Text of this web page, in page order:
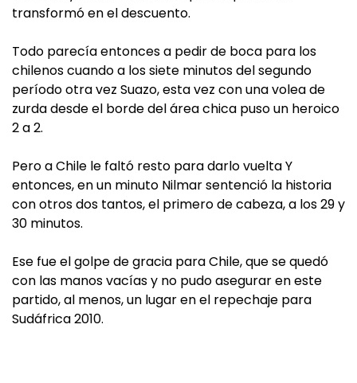
transformó en el descuento.
Todo parecía entonces a pedir de boca para los
chilenos cuando a los siete minutos del segundo
período otra vez Suazo, esta vez con una volea de
zurda desde el borde del área chica puso un heroico
2 a 2.
Pero a Chile le faltó resto para darlo vuelta Y
entonces, en un minuto Nilmar sentenció la historia
con otros dos tantos, el primero de cabeza, a los 29 y
30 minutos.
Ese fue el golpe de gracia para Chile, que se quedó
con las manos vacías y no pudo asegurar en este
partido, al menos, un lugar en el repechaje para
Sudáfrica 2010.